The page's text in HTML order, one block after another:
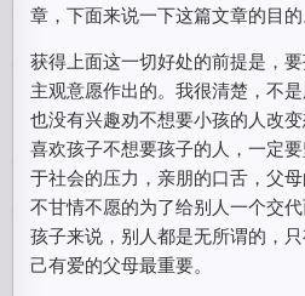
章，下面来说一下这篇文章的目的
获得上面这一切好处的前提是，
主观意愿作出的。我很清楚，不
也没有兴趣劝不想要小孩的人改
喜欢孩子不想要孩子的人，一定
于社会的压力，亲朋的口舌，父
不甘情不愿的为了给别人一个交
孩子来说，别人都是无所谓的，
己有爱的父母最重要。